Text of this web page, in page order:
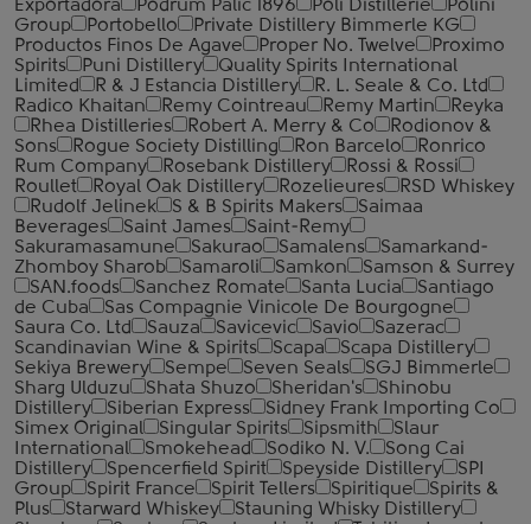
Exportadora
Podrum Palic 1896 Poli Distillerie
Polini
Group
Portobello
Private Distillery Bimmerle KG
Productos Finos De Agave
Proper No. Twelve
Proximo
Spirits
Puni Distillery
Quality Spirits International
Limited
R & J Estancia Distillery
R. L. Seale & Co. Ltd
Radico Khaitan
Remy Cointreau Remy Martin
Reyka
Rhea Distilleries
Robert A. Merry & Co
Rodionov &
Sons
Rogue Society Distilling Ron Barcelo
Ronrico
Rum Company
Rosebank Distillery
Rossi & Rossi
Roullet
Royal Oak Distillery Rozelieures
RSD Whiskey
Rudolf Jelinek
S & B Spirits Makers
Saimaa
Beverages
Saint James
Saint-Remy
Sakuramasamune
Sakurao Samalens
Samarkand-
Zhomboy Sharob
Samaroli Samkon
Samson & Surrey
SAN.foods
Sanchez Romate Santa Lucia
Santiago
de Cuba
Sas Compagnie Vinicole De Bourgogne
Saura Co. Ltd
Sauza Savicevic Savio
Sazerac
Scandinavian Wine & Spirits
Scapa
Scapa Distillery
Sekiya Brewery
Sempe Seven Seals
SGJ Bimmerle
Sharg Ulduzu
Shata Shuzo Sheridan's
Shinobu
Distillery
Siberian Express
Sidney Frank Importing Co
Simex Original
Singular Spirits Sipsmith
Slaur
International
Smokehead Sodiko N. V.
Song Cai
Distillery
Spencerfield Spirit Speyside Distillery
SPI
Group
Spirit France Spirit Tellers Spiritique
Spirits &
Plus
Starward Whiskey
Stauning Whisky Distillery